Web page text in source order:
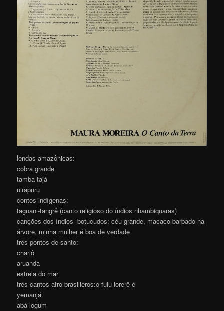
lendas amazônicas:
cobra grande
tamba-tajá
uirapuru
contos indígenas:
tagnani-tangrê (canto religioso do índios nhambiquaras)
canções dos índios botucudos: céu grande, macaco barbado na
árvore, minha mulher é boa de verdade
três pontos de santo:
chariô
aruanda
estrela do mar
três cantos afro-brasilieros:o fulu-iorerê ê
yemanjá
abá logum